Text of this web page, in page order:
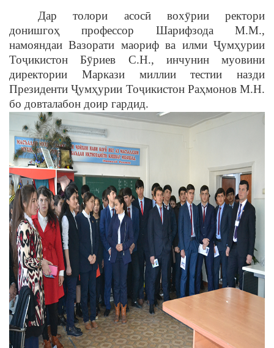
Дар толори асосӣ вохȳрии ректори
донишгоҳ профессор Шарифзода М.М.,
намояндаи Вазорати маориф ва илми Ҷумҳурии
Тоҷикистон Бȳриев С.Н., инчунин муовини
директории Маркази миллии тестии назди
Президенти Ҷумҳурии Тоҷикистон Раҳмонов М.Н.
бо довталабон доир гардид.